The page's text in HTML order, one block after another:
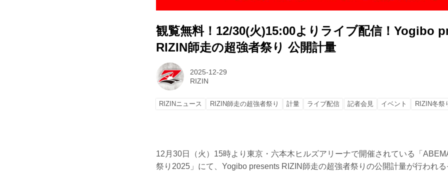
観覧無料！12/30(火)15:00よりライブ配信！Yogibo
RIZIN師走の超強者祭り 公開計量
2025-12-29
RIZIN
RIZINニュース RIZIN師走の超強者祭り 計量 ライブ配信 記者会見 イベント RIZIN冬祭
12月30日（火）15時より東京・六本木ヒルズアリーナで開催されている「
祭り2025」にて、Yogibo presents RIZIN師走の超強者祭りの公開計量が行われる